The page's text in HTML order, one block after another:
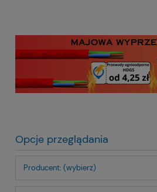
Opcje przeglądania
Producent: (wybierz)